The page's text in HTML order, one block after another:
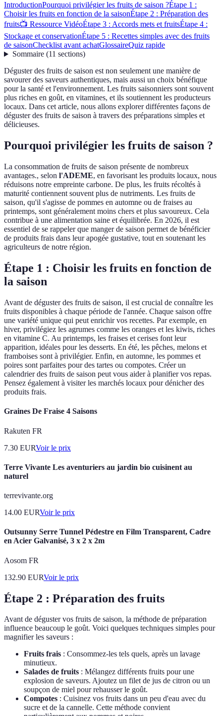
IntroductionPourquoi privilégier les fruits de saison ?Étape 1 :
Choisir les fruits en fonction de la saisonÉtape 2 : Préparation des
fruits📺 Ressource VidéoÉtape 3 : Accords mets et fruitsÉtape 4 :
Stockage et conservationÉtape 5 : Recettes simples avec des fruits
de saisonChecklist avant achatGlossaireQuiz rapide
Sommaire(11 sections)
Déguster des fruits de saison est non seulement une manière de
savourer des saveurs authentiques, mais aussi un choix bénéfique
pour la santé et l'environnement. Les fruits saisonniers sont souvent
plus riches en goût, en vitamines, et ils soutiennent les producteurs
locaux. Dans cet article, nous allons explorer différentes façons de
déguster des fruits de saison à travers des préparations simples et
délicieuses.
Pourquoi privilégier les fruits de saison ?
La consommation de fruits de saison présente de nombreux
avantages., selon l'ADEME, en favorisant les produits locaux, nous
réduisons notre empreinte carbone. De plus, les fruits récoltés à
maturité contiennent souvent plus de nutriments. Les fruits de
saison, qu'il s'agisse de pommes en automne ou de fraises au
printemps, sont généralement moins chers et plus savoureux. Cela
contribue à une alimentation saine et équilibrée. En 2026, il est
essentiel de se rappeler que manger de saison permet de bénéficier
de produits frais dans leur apogée gustative, tout en soutenant les
agriculteurs de notre région.
Étape 1 : Choisir les fruits en fonction de
la saison
Avant de déguster des fruits de saison, il est crucial de connaître les
fruits disponibles à chaque période de l'année. Chaque saison offre
une variété unique qui peut enrichir vos recettes. Par exemple, en
hiver, privilégiez les agrumes comme les oranges et les kiwis, riches
en vitamine C. Au printemps, les fraises et cerises font leur
apparition, idéales pour les desserts. En été, les pêches, melons et
framboises sont à privilégier. Enfin, en automne, les pommes et
poires sont parfaites pour des tartes ou compotes. Créer un
calendrier des fruits de saison peut vous aider à planifier vos repas.
Pensez également à visiter les marchés locaux pour dénicher des
produits frais.
Graines De Fraise 4 Saisons
Rakuten FR
7.30 EURVoir le prix
Terre Vivante Les aventuriers au jardin bio cuisinent au
naturel
terrevivante.org
14.00 EURVoir le prix
Outsunny Serre Tunnel Pédestre en Film Transparent, Cadre
en Acier Galvanisé, 3 x 2 x 2m
Aosom FR
132.90 EURVoir le prix
Étape 2 : Préparation des fruits
Avant de déguster vos fruits de saison, la méthode de préparation
influence beaucoup le goût. Voici quelques techniques simples pour
magnifier les saveurs :
Fruits frais : Consommez-les tels quels, après un lavage
minutieux.
Salades de fruits : Mélangez différents fruits pour une
explosion de saveurs. Ajoutez un filet de jus de citron ou un
soupçon de miel pour rehausser le goût.
Compotes : Cuisinez vos fruits dans un peu d'eau avec du
sucre et de la cannelle. Cette méthode convient